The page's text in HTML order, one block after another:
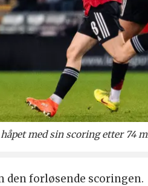
med sin scoring etter 74
den forløsende scoringen.